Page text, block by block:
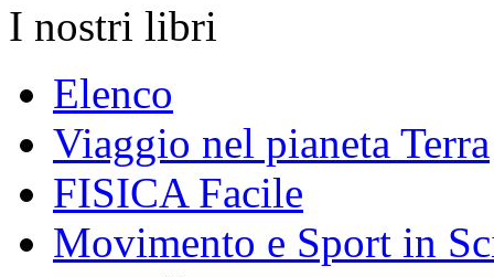
I nostri libri
Elenco
Viaggio nel pianeta Terra
FISICA Facile
Movimento e Sport in